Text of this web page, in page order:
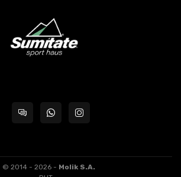
© 2014 - 2026 - Molik S.A.